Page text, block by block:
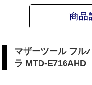
商品
マザーツール フル
ラ MTD-E716AHD